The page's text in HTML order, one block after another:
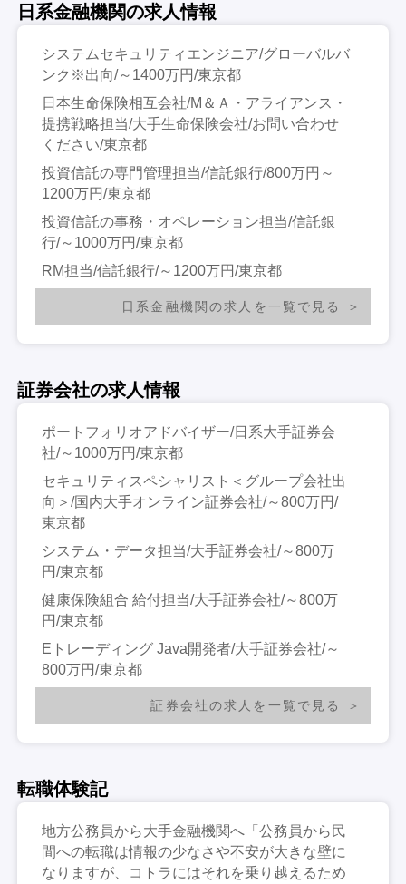
日系金融機関の求人情報
システムセキュリティエンジニア/グローバルバ
ンク※出向/～1400万円/東京都
日本生命保険相互会社/M＆Ａ・アライアンス・
提携戦略担当/大手生命保険会社/お問い合わせ
ください/東京都
投資信託の専門管理担当/信託銀行/800万円～
1200万円/東京都
投資信託の事務・オペレーション担当/信託銀
行/～1000万円/東京都
RM担当/信託銀行/～1200万円/東京都
日系金融機関の求人を一覧で見る
証券会社の求人情報
ポートフォリオアドバイザー/日系大手証券会
社/～1000万円/東京都
セキュリティスペシャリスト＜グループ会社出
向＞/国内大手オンライン証券会社/～800万円/
東京都
システム・データ担当/大手証券会社/～800万
円/東京都
健康保険組合 給付担当/大手証券会社/～800万
円/東京都
Eトレーディング Java開発者/大手証券会社/～
800万円/東京都
証券会社の求人を一覧で見る
転職体験記
地方公務員から大手金融機関へ「公務員から民
間への転職は情報の少なさや不安が大きな壁に
なりますが、コトラにはそれを乗り越えるため